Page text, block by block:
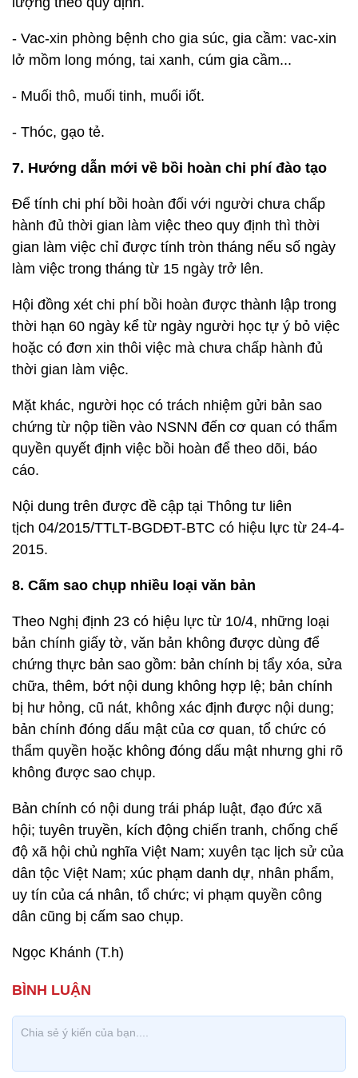
- Vac-xin phòng bệnh cho gia súc, gia cầm: vac-xin
lở mồm long móng, tai xanh, cúm gia cầm...
- Muối thô, muối tinh, muối iốt.
- Thóc, gạo tẻ.
7. Hướng dẫn mới về bồi hoàn chi phí đào tạo
Để tính chi phí bồi hoàn đối với người chưa chấp
hành đủ thời gian làm việc theo quy định thì thời
gian làm việc chỉ được tính tròn tháng nếu số ngày
làm việc trong tháng từ 15 ngày trở lên.
Hội đồng xét chi phí bồi hoàn được thành lập trong
thời hạn 60 ngày kể từ ngày người học tự ý bỏ việc
hoặc có đơn xin thôi việc mà chưa chấp hành đủ
thời gian làm việc.
Mặt khác, người học có trách nhiệm gửi bản sao
chứng từ nộp tiền vào NSNN đến cơ quan có thẩm
quyền quyết định việc bồi hoàn để theo dõi, báo
cáo.
Nội dung trên được đề cập tại Thông tư liên
tịch 04/2015/TTLT-BGDĐT-BTC có hiệu lực từ 24-4-
2015.
8. Cấm sao chụp nhiều loại văn bản
Theo Nghị định 23 có hiệu lực từ 10/4, những loại
bản chính giấy tờ, văn bản không được dùng để
chứng thực bản sao gồm: bản chính bị tẩy xóa, sửa
chữa, thêm, bớt nội dung không hợp lệ; bản chính
bị hư hỏng, cũ nát, không xác định được nội dung;
bản chính đóng dấu mật của cơ quan, tổ chức có
thẩm quyền hoặc không đóng dấu mật nhưng ghi rõ
không được sao chụp.
Bản chính có nội dung trái pháp luật, đạo đức xã
hội; tuyên truyền, kích động chiến tranh, chống chế
độ xã hội chủ nghĩa Việt Nam; xuyên tạc lịch sử của
dân tộc Việt Nam; xúc phạm danh dự, nhân phẩm,
uy tín của cá nhân, tổ chức; vi phạm quyền công
dân cũng bị cấm sao chụp.
Ngọc Khánh (T.h)